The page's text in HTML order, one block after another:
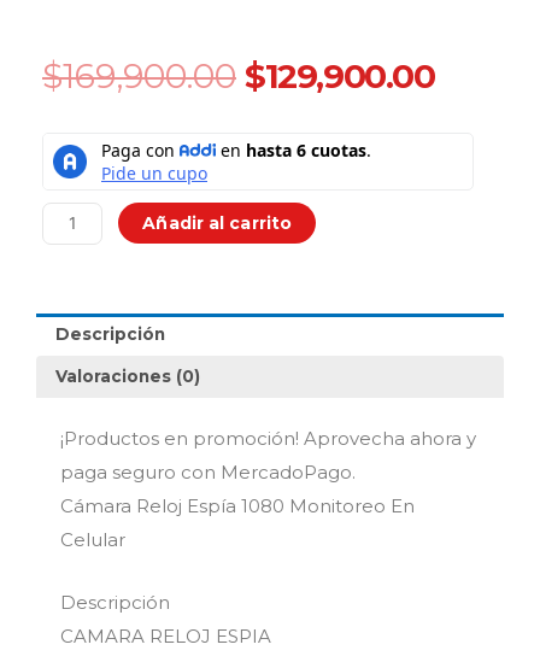
$169,900.00 Original
price
$169,900.00.
$129,900.00
Reloj
1080
Monitoreo
cantidad
Añadir al carrito
Descripción
Valoraciones (0)
¡Productos en promoción! Aprovecha ahora y
paga seguro con MercadoPago.
Cámara Reloj Espía 1080 Monitoreo En
Celular
Descripción
CAMARA RELOJ ESPIA